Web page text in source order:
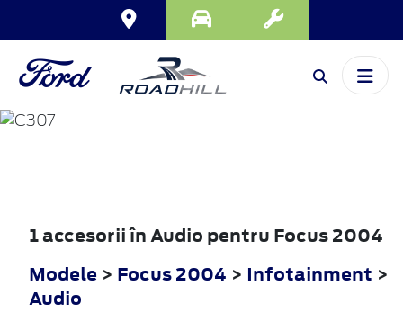
FOCUS
1 accesorii în Audio pentru Focus 2004
Modele > Focus 2004 > Infotainment >
Audio